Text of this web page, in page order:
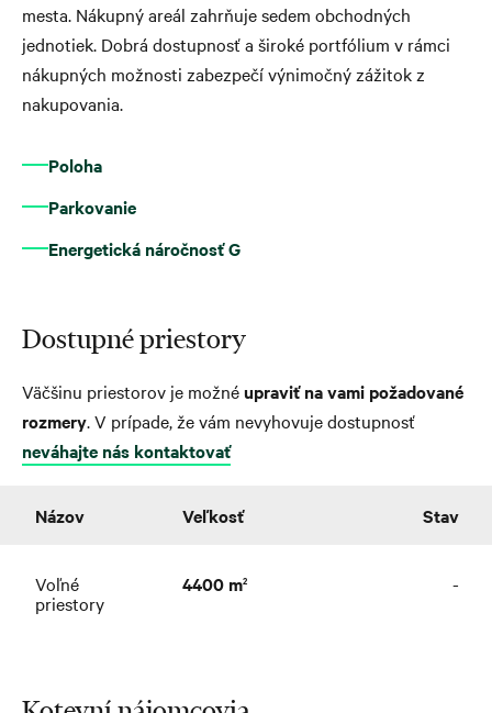
mesta. Nákupný areál zahrňuje sedem obchodných
jednotiek. Dobrá dostupnosť a široké portfólium v rámci
nákupných možnosti zabezpečí výnimočný zážitok z
nakupovania.
Poloha
Parkovanie
Energetická náročnosť G
Dostupné priestory
Väčšinu priestorov je možnéupraviť na vami požadované
rozmery. V prípade, že vám nevyhovuje dostupnosť
neváhajte nás kontaktovať
Názov Veľkosť Stav
Voľné
priestory
4400 m2 -